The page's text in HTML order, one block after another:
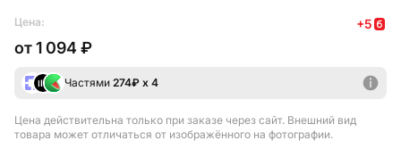
Цена: +5
от1 094 ₽
Частями 274₽ х 4
Цена действительна только при заказе через сайт. Внешний вид
товара может отличаться от изображённого на фотографии.